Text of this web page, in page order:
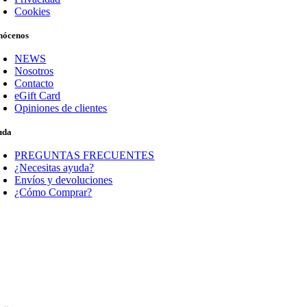
Cookies
NEWS
Nosotros
Contacto
eGift Card
Opiniones de clientes
PREGUNTAS FRECUENTES
¿Necesitas ayuda?
Envíos y devoluciones
¿Cómo Comprar?